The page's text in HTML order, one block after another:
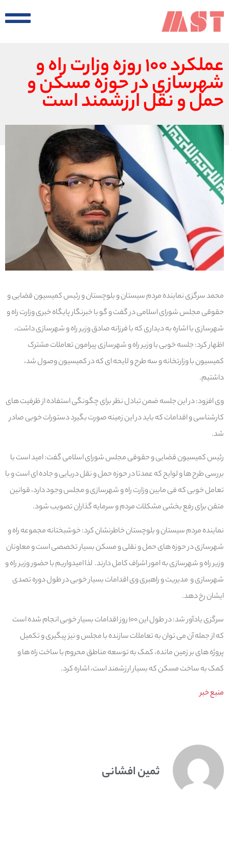
عملکرد ۱۰۰ روزه وزارت راه و
شهرسازی در حوزه مسکن و
حمل و نقل ارزشمند است
محمد سرگزی نماینده مردم سیستان و بلوچستان و رئیس کمیسیون قضایی و
حقوقی مجلس شورای اسلامی در گفت و گو با خبرنگار پایگاه خبری وزارت راه و
شهرسازی با اشاره به دیداری که با فرزانه صادق وزیر راه و شهرسازی داشت،
اظهار کرد: جلسه خوبی با وزیر راه و شهرسازی پیرامون تعاملات مشترک
کمیسیون با وزارتخانه و سه طرح و لایحه ای که در کمیسیون وصول شد،
داشتیم.
وی افزود: در این جلسه ضمن تبادل نظر برای چگونگی استفاده از ظرفیت های
کارشناسی و اقدامات که باید در این زمینه صورت بگیرد دستورات خوبی صادر
شد.
رئیس کمیسیون قضایی و حقوقی مجلس شورای اسلامی گفت: امید است با
بررسی طرح ها و لوایح که عمدتا در حوزه حمل و نقل دریایی و جاده ای است و با
تعامل خوبی که فی مابین وزارت راه و شهرسازی و مجلس وجود دارد، قوانین
متقن برای رفع بخشی مشکلات مردم و سرمایه گذاران تصویب شود.
نماینده مردم سیستان و بلوچستان خاطرنشان کرد: خوشبختانه مجموعه راه و
شهرسازی در حوزه های حمل و نقلی و مسکن بسیار تخصصی است و معاونان
وزیر راه و شهرسازی به امور اشراف کامل دارند. لذا امیدواریم با حضور وزیر راه و
شهرسازی و مدیریت و راهبری وی اقدامات بسیار خوبی در طول دوره تصدی
ایشان رخ دهد.
سرگزی یادآور شد: در طول این ۱۰۰ روز اقدامات بسیار خوبی انجام شده است
که از جمله آن می توان به تعاملات سازنده با مجلس و نیز پیگیری و تکمیل
پروژه های بر زمین مانده، کمک به توسعه مناطق محروم با ساخت راه ها و
کمک به ساخت مسکن که بسیار ارزشمند است، اشاره کرد.
منبع خبر
ثمین افشانی